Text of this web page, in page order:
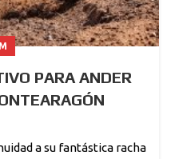
PARA ANDER
a su fantástica racha